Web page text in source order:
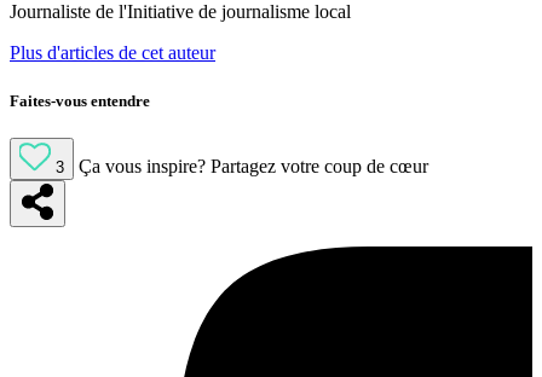
Journaliste de l'Initiative de journalisme local
Plus d'articles de cet auteur
Faites-vous entendre
3 Ça vous inspire? Partagez votre coup de cœur